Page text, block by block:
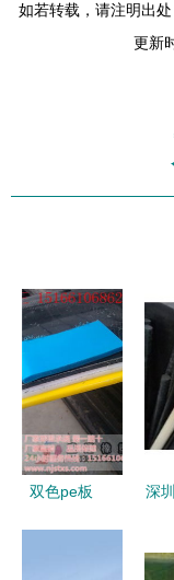
如若转载，请注明出
更新
双色pe板
深
料